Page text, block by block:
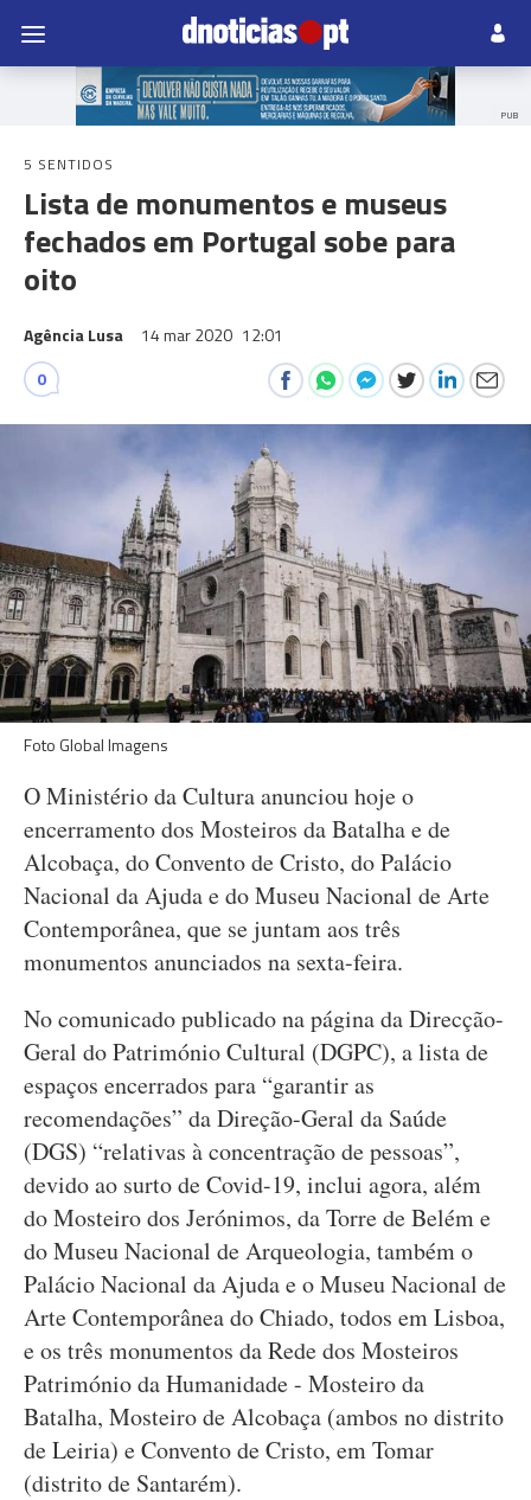
PUB
5 SENTIDOS
Lista de monumentos e museus
fechados em Portugal sobe para
oito
Agência Lusa 14 mar 2020 12:01
0
Foto Global Imagens
O Ministério da Cultura anunciou hoje o
encerramento dos Mosteiros da Batalha e de
Alcobaça, do Convento de Cristo, do Palácio
Nacional da Ajuda e do Museu Nacional de Arte
Contemporânea, que se juntam aos três
monumentos anunciados na sexta-feira.
No comunicado publicado na página da Direcção-
Geral do Património Cultural (DGPC), a lista de
espaços encerrados para “garantir as
recomendações” da Direção-Geral da Saúde
(DGS) “relativas à concentração de pessoas”,
devido ao surto de Covid-19, inclui agora, além
do Mosteiro dos Jerónimos, da Torre de Belém e
do Museu Nacional de Arqueologia, também o
Palácio Nacional da Ajuda e o Museu Nacional de
Arte Contemporânea do Chiado, todos em Lisboa,
e os três monumentos da Rede dos Mosteiros
Património da Humanidade - Mosteiro da
Batalha, Mosteiro de Alcobaça (ambos no distrito
de Leiria) e Convento de Cristo, em Tomar
(distrito de Santarém).